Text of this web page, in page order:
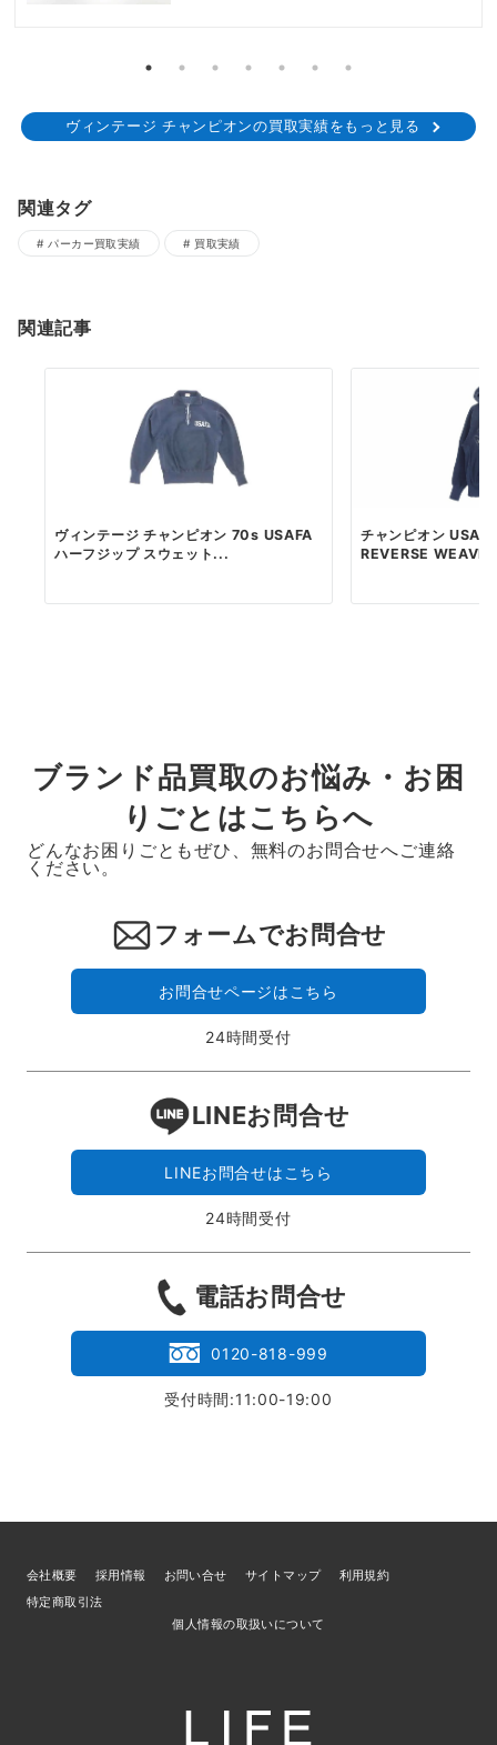
ヴィンテージ チャンピオンの買取実績をもっと見る
関連タグ
パーカー買取実績 買取実績
関連記事
ヴィンテージ チャンピオン 70s USAFA
ハーフジップ スウェット...
チャンピオン USA
REVERSE
ブランド品買取のお悩み・お困
りごとはこちらへ
どんなお困りごともぜひ、無料のお問合せへご連絡
ください。
フォームでお問合せ
お問合せページはこちら
24時間受付
LINEお問合せ
LINEお問合せはこちら
24時間受付
電話お問合せ
0120-818-999
受付時間:11:00-19:00
会社概要 採用情報 お問い合せ サイトマップ
利用規約
特定商取引法
個人情報の取扱いについて